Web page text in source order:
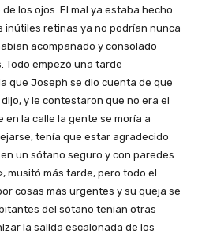
los ojos. El mal ya estaba hecho.
inútiles retinas ya no podrían nunca
acompañado y consolado
Todo empezó una tarde
que Joseph se dio cuenta de que
y le contestaron que no era el
la calle la gente se moría a
tenía que estar agradecido
un sótano seguro y con paredes
musitó más tarde, pero todo el
cosas más urgentes y su queja se
del sótano tenían otras
la salida escalonada de los